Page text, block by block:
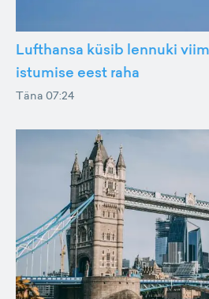
Lufthansa küsib lennuki
istumise eest raha
Täna 07:24